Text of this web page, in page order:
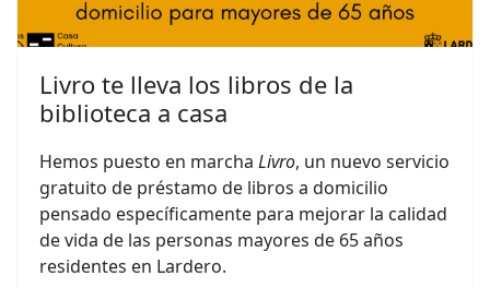
Livro te lleva los libros de la
biblioteca a casa
Hemos puesto en marcha Livro, un nuevo servicio
gratuito de préstamo de libros a domicilio
pensado específicamente para mejorar la calidad
de vida de las personas mayores de 65 años
residentes en Lardero.